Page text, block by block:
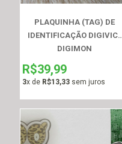
PLAQUINHA (TAG) DE
IDENTIFICAÇÃO DIGIVICE
DIGIMON
R$39,99
3x de R$13,33sem juros